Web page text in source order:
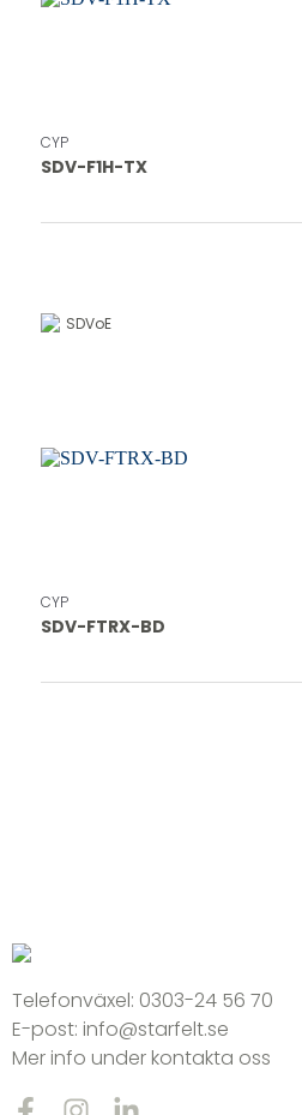
CYP
SDV-F1H-TX
SDVoE
CYP
SDV-FTRX-BD
Telefonväxel: 0303-24 56 70
E-post: info@starfelt.se
Mer info under kontakta oss